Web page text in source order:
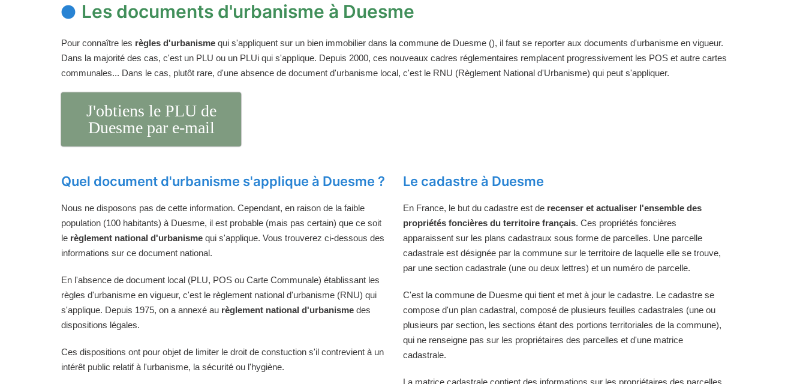
Les documents d'urbanisme à Duesme
Pour connaître les règles d'urbanisme qui s'appliquent sur un bien immobilier dans la commune de Duesme (), il faut se reporter aux documents d'urbanisme en vigueur.
Dans la majorité des cas, c'est un PLU ou un PLUi qui s'applique. Depuis 2000, ces nouveaux cadres réglementaires remplacent progressivement les POS et autre cartes
communales... Dans le cas, plutôt rare, d'une absence de document d'urbanisme local, c'est le RNU (Règlement National d'Urbanisme) qui peut s'appliquer.
J'obtiens le PLU de
Duesme par e-mail
Quel document d'urbanisme s'applique à Duesme ?
Nous ne disposons pas de cette information. Cependant, en raison de la faible
population (100 habitants) à Duesme, il est probable (mais pas certain) que ce soit
le règlement national d'urbanisme qui s'applique. Vous trouverez ci-dessous des
informations sur ce document national.
En l'absence de document local (PLU, POS ou Carte Communale) établissant les
règles d'urbanisme en vigueur, c'est le règlement national d'urbanisme (RNU) qui
s'applique. Depuis 1975, on a annexé au règlement national d'urbanisme des
dispositions légales.
Ces dispositions ont pour objet de limiter le droit de constuction s'il contrevient à un
intérêt public relatif à l'urbanisme, la sécurité ou l'hygiène.
Le cadastre à Duesme
En France, le but du cadastre est de recenser et actualiser l'ensemble des
propriétés foncières du territoire français. Ces propriétés foncières
apparaissent sur les plans cadastraux sous forme de parcelles. Une parcelle
cadastrale est désignée par la commune sur le territoire de laquelle elle se trouve,
par une section cadastrale (une ou deux lettres) et un numéro de parcelle.
C'est la commune de Duesme qui tient et met à jour le cadastre. Le cadastre se
compose d'un plan cadastral, composé de plusieurs feuilles cadastrales (une ou
plusieurs par section, les sections étant des portions territoriales de la commune),
qui ne renseigne pas sur les propriétaires des parcelles et d'une matrice
cadastrale.
La matrice cadastrale contient des informations sur les propriétaires des parcelles